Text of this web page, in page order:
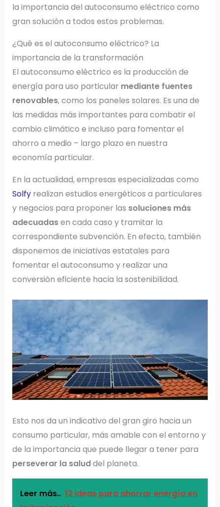
la importancia del autoconsumo eléctrico como
gran solución a todos estos problemas.
¿Qué es el autoconsumo eléctrico? La
importancia de la transformación
El autoconsumo eléctrico es la producción de
energía para uso particular mediante fuentes
renovables, como los paneles solares. Es una de
las medidas más importantes para combatir el
cambio climático e incluso para fomentar el
ahorro a medio – largo plazo en nuestra
economía particular.
En la actualidad, empresas especializadas como
Solfy realizan estudios energéticos a particulares
y negocios para proponer las soluciones más
adecuadasen cada caso y tramitar la
correspondiente subvención. En efecto, también
disponemos de iniciativas estatales para
fomentar el autoconsumo y realizar una
conversión eficiente hacia la sostenibilidad.
Esto nos da un indicativo del gran giro hacia un
consumo particular, más amable con el entorno y
de la importancia que puede llegar a tener para
perseverar la saluddel planeta.
Leer más.. 12 ideas para ahorrar energía en